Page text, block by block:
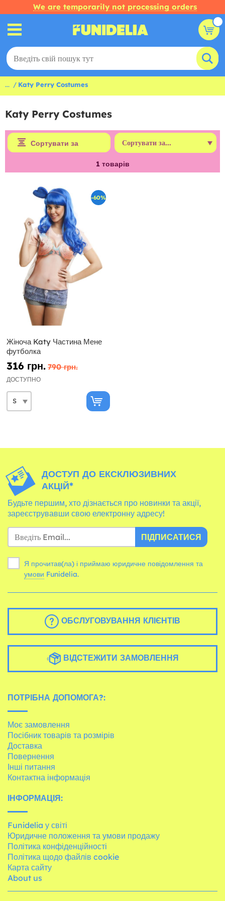
We are temporarily not processing orders
... Katy Perry Costumes
Katy Perry Costumes
Сортувати за
1 товарів
-60%
Жіноча Katy Частина Мене
футболка
316 грн. 790 грн.
ДОСТУПНО
ДОСТУП ДО ЕКСКЛЮЗИВНИХ
АКЦІЙ*
Будьте першим, хто дізнається про новинки та акції,
зареєструвавши свою електронну адресу!
ПІДПИСАТИСЯ
Я прочитав(ла) і приймаю юридичне повідомлення та
умови Funidelia.
ОБСЛУГОВУВАННЯ КЛІЄНТІВ
ВІДСТЕЖИТИ ЗАМОВЛЕННЯ
ПОТРІБНА ДОПОМОГА?:
Моє замовлення
Посібник товарів та розмірів
Доставка
Повернення
Інші питання
Контактна інформація
ІНФОРМАЦІЯ:
Funidelia у світі
Юридичне положення та умови продажу
Політика конфіденційності
Політика щодо файлів cookie
Карта сайту
About us